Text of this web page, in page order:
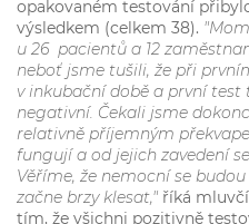
opakovaném testování
výsledkem (celkem 38).
u 26 pacientů a 12
neboť jsme tušili, že při
v inkubační době a první test
negativní. Čekali jsme
relativně příjemným
fungují a od jejich zavedení
Věříme, že nemocní se
začne brzy klesat," říká
tím, že všichni pozitivně